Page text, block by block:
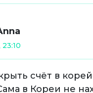
счёт в
в Кореи не